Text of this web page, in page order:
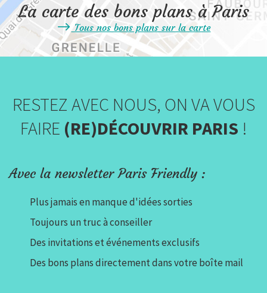
La carte des bons plans à Paris
Tous nos bons plans sur la carte
RESTEZ AVEC NOUS, ON VA VOUS
FAIRE (RE)DÉCOUVRIR PARIS !
Avec la newsletter Paris Friendly :
Plus jamais en manque d'idées sorties
Toujours un truc à conseiller
Des invitations et événements exclusifs
Des bons plans directement dans votre boîte mail